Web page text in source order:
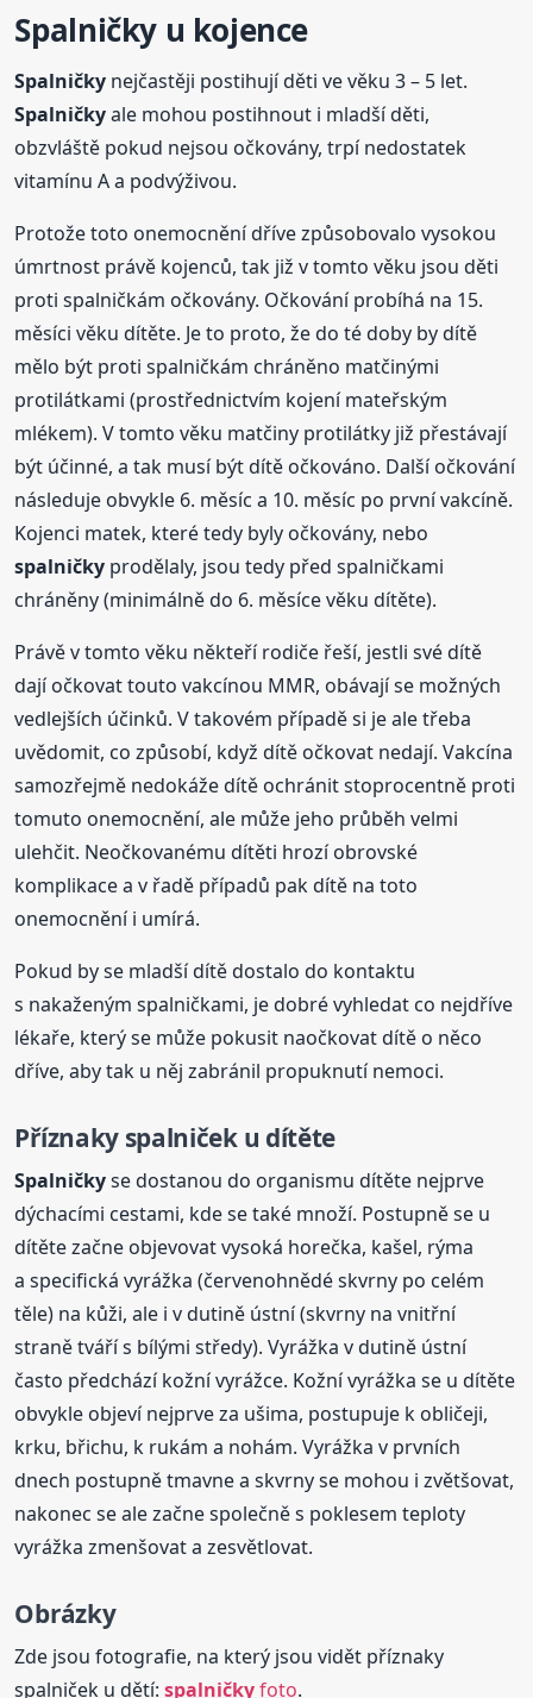
Spalničkyu kojence
Spalničky nejčastěji postihují děti ve věku 3 – 5 let.
Spalničkyale mohou postihnout i mladší děti,
obzvláště pokud nejsou očkovány, trpí nedostatek
vitamínu A a podvýživou.
Protože toto onemocnění dříve způsobovalo vysokou
úmrtnost právě kojenců, tak již v tomto věku jsou děti
proti spalničkám očkovány. Očkování probíhá na 15.
měsíci věku dítěte. Je to proto, že do té doby by dítě
mělo být proti spalničkám chráněno matčinými
protilátkami (prostřednictvím kojení mateřským
mlékem). V tomto věku matčiny protilátky již přestávají
být účinné, a tak musí být dítě očkováno. Další očkování
následuje obvykle 6. měsíc a 10. měsíc po první vakcíně.
Kojenci matek, které tedy byly očkovány, nebo
spalničky prodělaly, jsou tedy před spalničkami
chráněny (minimálně do 6. měsíce věku dítěte).
Právě v tomto věku někteří rodiče řeší, jestli své dítě
dají očkovat touto vakcínou MMR, obávají se možných
vedlejších účinků. V takovém případě si je ale třeba
uvědomit, co způsobí, když dítě očkovat nedají. Vakcína
samozřejmě nedokáže dítě ochránit stoprocentně proti
tomuto onemocnění, ale může jeho průběh velmi
ulehčit. Neočkovanému dítěti hrozí obrovské
komplikace a v řadě případů pak dítě na toto
onemocnění i umírá.
Pokud by se mladší dítě dostalo do kontaktu
s nakaženým spalničkami, je dobré vyhledat co nejdříve
lékaře, který se může pokusit naočkovat dítě o něco
dříve, aby tak u něj zabránil propuknutí nemoci.
Příznaky spalniček u dítěte
Spalničkyse dostanou do organismu dítěte nejprve
dýchacími cestami, kde se také množí. Postupně se u
dítěte začne objevovat vysoká horečka, kašel, rýma
a specifická vyrážka (červenohnědé skvrny po celém
těle) na kůži, ale i v dutině ústní (skvrny na vnitřní
straně tváří s bílými středy). Vyrážka v dutině ústní
často předchází kožní vyrážce. Kožní vyrážka se u dítěte
obvykle objeví nejprve za ušima, postupuje k obličeji,
krku, břichu, k rukám a nohám. Vyrážka v prvních
dnech postupně tmavne a skvrny se mohou i zvětšovat,
nakonec se ale začne společně s poklesem teploty
vyrážka zmenšovat a zesvětlovat.
Obrázky
Zde jsou fotografie, na který jsou vidět příznaky
spalniček u dětí:spalničkyfoto.